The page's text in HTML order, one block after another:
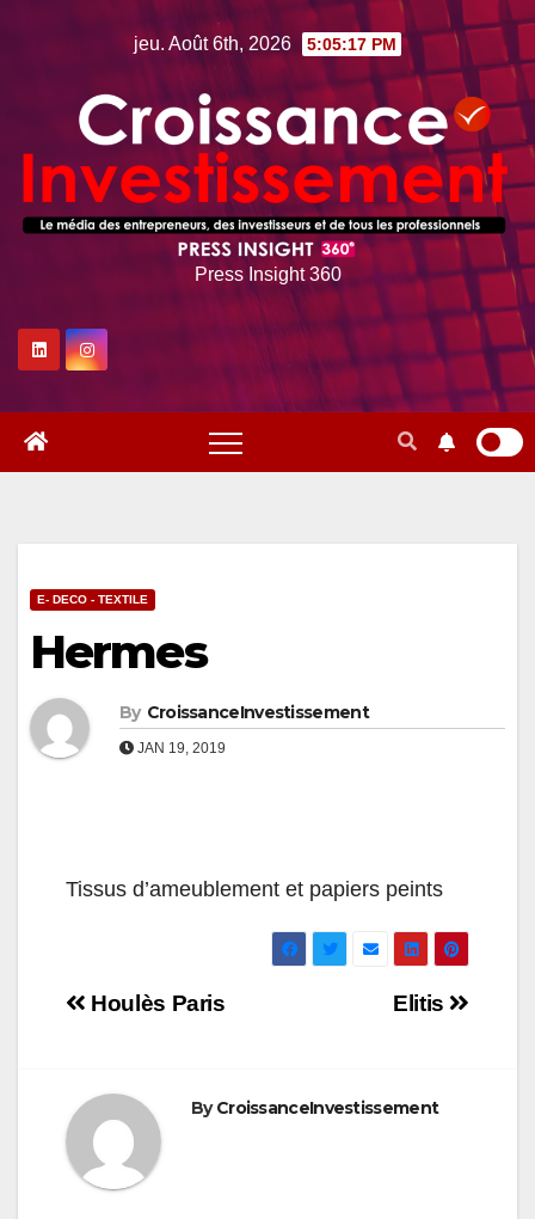
jeu. Août 6th, 2026 5:05:18 PM
Press Insight 360
E- DECO - TEXTILE
Hermes
By CroissanceInvestissement
JAN 19, 2019
Tissus d’ameublement et papiers peints
Navigation
l’article
Elitis
Houlès Paris
ByCroissanceInvestissement